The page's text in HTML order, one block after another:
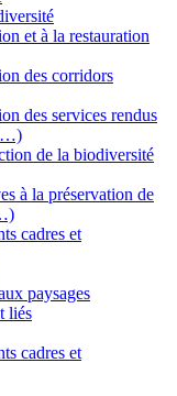
et à la restauration
des corridors
des services rendus
de la biodiversité
à la préservation de
cadres et
paysages
liés
cadres et